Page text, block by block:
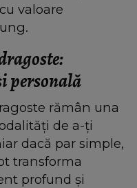
valoare
personală
rămân una
de a-ți
dacă par simple,
transforma
profund și